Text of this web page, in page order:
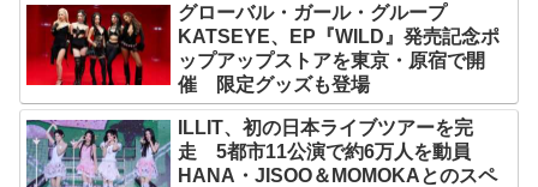
グローバル・ガール・グループ
KATSEYE、EP『WILD』発売記念ポ
ップアップストアを東京・原宿で開
催 限定グッズも登場
ILLIT、初の日本ライブツアーを完
走 5都市11公演で約6万人を動員
HANA・JISOO＆MOMOKAとのスペ